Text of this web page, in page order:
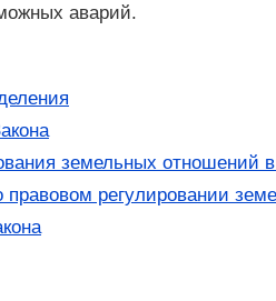
аварий.
земельных отношений в
правовом регулировании